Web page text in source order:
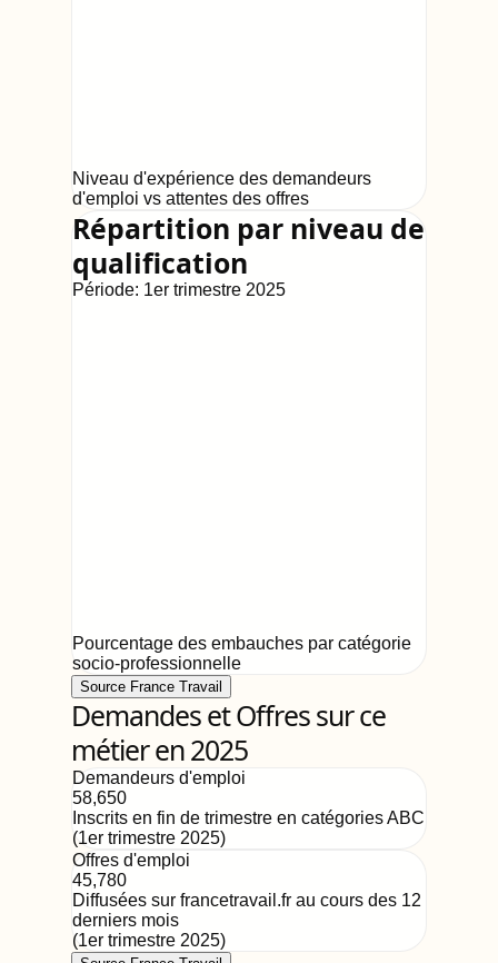
Niveau d'expérience des demandeurs
d'emploi vs attentes des offres
Répartition par niveau de
qualification
Période: 1er trimestre 2025
Pourcentage des embauches par catégorie
socio-professionnelle
Source France Travail
Demandes et Offres sur ce
métier en 2025
Demandeurs d'emploi
58,650
Inscrits en fin de trimestre en catégories ABC
(1er trimestre 2025)
Offres d'emploi
45,780
Diffusées sur francetravail.fr au cours des 12
derniers mois
(1er trimestre 2025)